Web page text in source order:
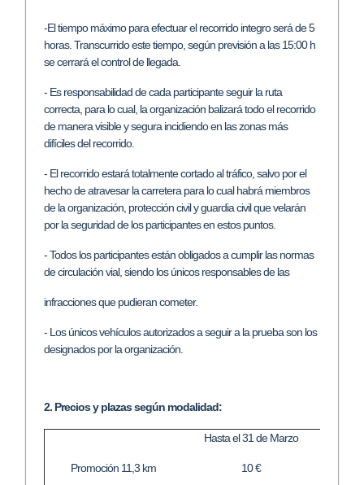
-El tiempo máximo para efectuar el recorrido integro será de 5
horas. Transcurrido este tiempo, según previsión a las 15:00 h
se cerrará el control de llegada.
- Es responsabilidad de cada participante seguir la ruta
correcta, para lo cual, la organización balizará todo el recorrido
de manera visible y segura incidiendo en las zonas más
difíciles del recorrido.
- El recorrido estará totalmente cortado al tráfico, salvo por el
hecho de atravesar la carretera para lo cual habrá miembros
de la organización, protección civil y guardia civil que velarán
por la seguridad de los participantes en estos puntos.
- Todos los participantes están obligados a cumplir las normas
de circulación vial, siendo los únicos responsables de las
infracciones que pudieran cometer.
- Los únicos vehículos autorizados a seguir a la prueba son los
designados por la organización.
2. Precios y plazas según modalidad:
Hasta el 31 de Marzo
Promoción 11,3 km 10 €